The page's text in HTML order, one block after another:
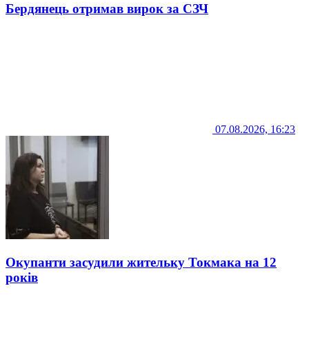
Бердянець отримав вирок за СЗЧ
07.08.2026, 16:23
Окупанти засудили жительку Токмака на 12
років